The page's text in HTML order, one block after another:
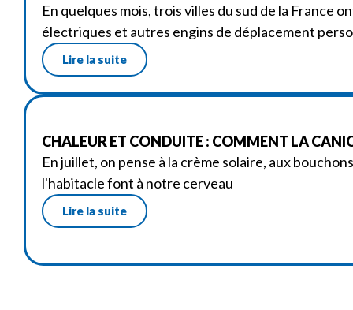
En quelques mois, trois villes du sud de la
électriques et autres engins de déplacement
Lire la suite
CHALEUR ET CONDUITE : COMMENT LA
En juillet, on pense à la crème solaire, aux
l'habitacle font à notre cerveau
Lire la suite